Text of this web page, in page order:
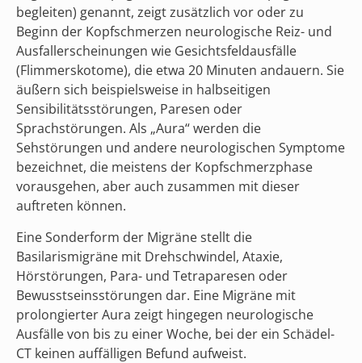
begleiten) genannt, zeigt zusätzlich vor oder zu
Beginn der Kopfschmerzen neurologische Reiz- und
Ausfallerscheinungen wie Gesichtsfeldausfälle
(Flimmerskotome), die etwa 20 Minuten andauern. Sie
äußern sich beispielsweise in halbseitigen
Sensibilitätsstörungen, Paresen oder
Sprachstörungen. Als „Aura“ werden die
Sehstörungen und andere neurologischen Symptome
bezeichnet, die meistens der Kopfschmerzphase
vorausgehen, aber auch zusammen mit dieser
auftreten können.
Eine Sonderform der Migräne stellt die
Basilarismigräne mit Drehschwindel, Ataxie,
Hörstörungen, Para- und Tetraparesen oder
Bewusstseinsstörungen dar. Eine Migräne mit
prolongierter Aura zeigt hingegen neurologische
Ausfälle von bis zu einer Woche, bei der ein Schädel-
CT keinen auffälligen Befund aufweist.